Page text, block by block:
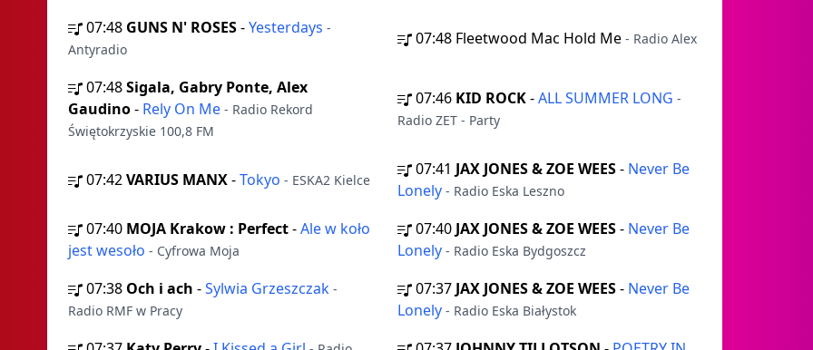
07:48 GUNS N' ROSES-Yesterdays -
Antyradio
07:48 Fleetwood Mac Hold Me - Radio Alex
07:48Sigala, Gabry Ponte, Alex
Gaudino- Rely On Me - Radio Rekord
Świętokrzyskie 100,8 FM
07:46 KID ROCK-ALL SUMMER LONG -
Radio ZET - Party
07:42VARIUS MANX-Tokyo - ESKA2 Kielce
07:41 JAX JONES & ZOE WEES- Never Be
Lonely - Radio Eska Leszno
07:40 MOJA Krakow : Perfect-Ale w koło
jest wesoło - Cyfrowa Moja
07:40 JAX JONES & ZOE WEES- Never Be
Lonely - Radio Eska Bydgoszcz
07:38 Och i ach -Sylwia Grzeszczak -
Radio RMF w Pracy
07:37 JAX JONES & ZOE WEES- Never Be
Lonely - Radio Eska Białystok